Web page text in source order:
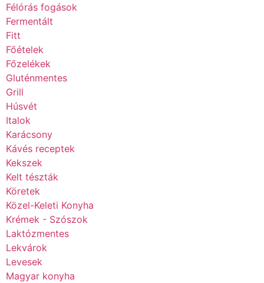
Félórás fogások
Fermentált
Fitt
Főételek
Főzelékek
Gluténmentes
Grill
Húsvét
Italok
Karácsony
Kávés receptek
Kekszek
Kelt tészták
Köretek
Közel-Keleti Konyha
Krémek - Szószok
Laktózmentes
Lekvárok
Levesek
Magyar konyha